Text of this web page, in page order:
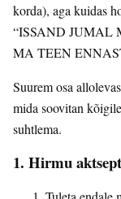
korda), aga kuidas
“ISSAND JUMAL
MA TEEN
Suurem osa
mida soovitan
suhtlema.
1. Hirmu